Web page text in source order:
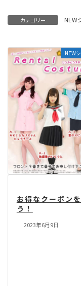
カテゴリー NEW
NEW
お得なクーポン
う！
2023年6月9日